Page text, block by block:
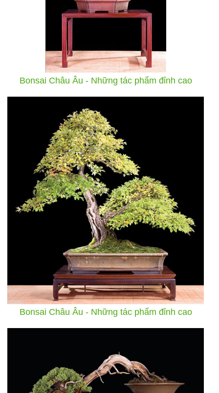
Bonsai Châu Âu - Những tác phẩm đỉnh cao
Bonsai Châu Âu - Những tác phẩm đỉnh cao